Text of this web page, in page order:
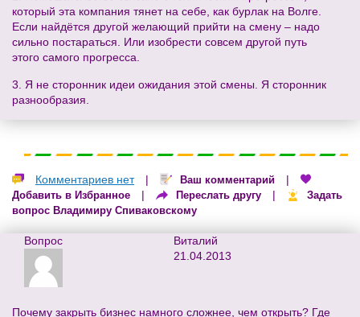
который эта компания тянет на себе, как бурлак на Волге.
Если найдётся другой желающий прийти на смену – надо
сильно постараться. Или изобрести совсем другой путь
этого самого прогресса.
3. Я не сторонник идеи ожидания этой смены. Я сторонник
разнообразия.
Комментариев нет | Ваш комментарий |
Добавить в Избранное | Переслать другу |
Задать
вопрос Владимиру Спиваковскому
Вопрос
Виталий
21.04.2013
Почему закрыть бизнес намного сложнее, чем открыть? Где